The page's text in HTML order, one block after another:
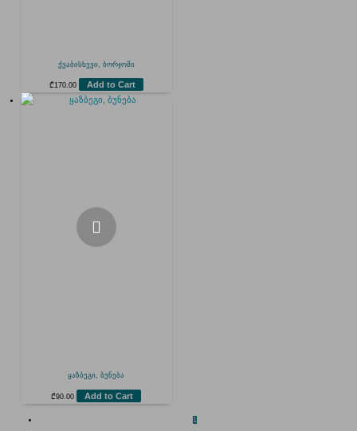
ქვაბისხევი, ბორჯომი
₾170.00 Add to Cart
ყაზბეგი, ბუნება
₾90.00 Add to Cart
1